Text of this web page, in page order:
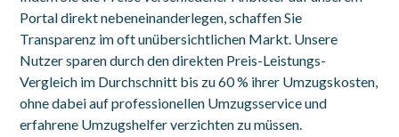
Portal direkt nebeneinanderlegen, schaffen Sie
Transparenz im oft unübersichtlichen Markt. Unsere
Nutzer sparen durch den direkten Preis-Leistungs-
Vergleich im Durchschnitt bis zu 60 % ihrer Umzugskosten,
ohne dabei auf professionellen Umzugsservice und
erfahrene Umzugshelfer verzichten zu müssen.